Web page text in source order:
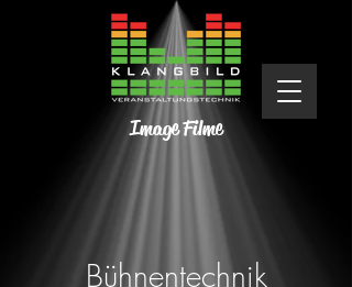
Image Filme
Bühnentechnik